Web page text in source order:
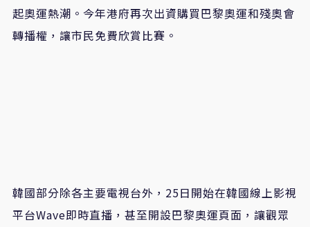
起奧運熱潮。今年港府再次出資購買巴黎奧運和殘奧會
轉播權，讓市民免費欣賞比賽。
韓國部分除各主要電視台外， 25日開始在韓國線上影視
平台Wave即時直播，甚至開設巴黎奧運頁面，讓觀眾